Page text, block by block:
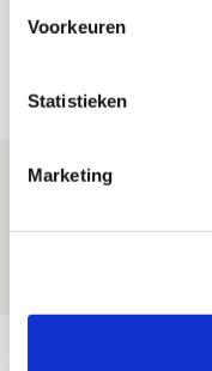
Voorkeuren
Statistieken
Marketing
jij aan nieuw
NIEUWS
Spelen bij